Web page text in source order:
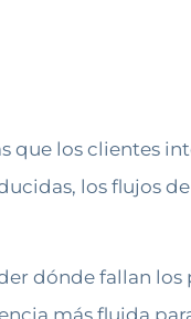
que los clientes
los flujos
dónde fallan